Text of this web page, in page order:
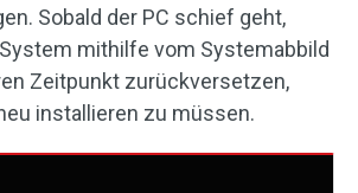
Sobald der PC schief geht,
mithilfe vom Systemabbild
Zeitpunkt zurückversetzen,
installieren zu müssen.